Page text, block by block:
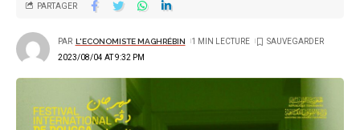
2023/08/04 AT 9:32 PM
PAR L'ECONOMISTE MAGHRÉBIN 1 MIN LECTURE
PARTAGER